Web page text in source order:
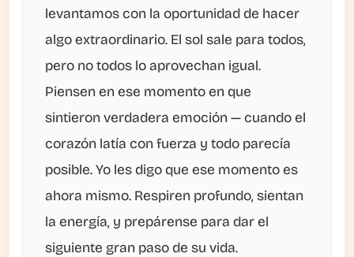
levantamos con la oportunidad de hacer
algo extraordinario. El sol sale para todos,
pero no todos lo aprovechan igual.
Piensen en ese momento en que
sintieron verdadera emoción — cuando el
corazón latía con fuerza y todo parecía
posible. Yo les digo que ese momento es
ahora mismo. Respiren profundo, sientan
la energía, y prepárense para dar el
siguiente gran paso de su vida.